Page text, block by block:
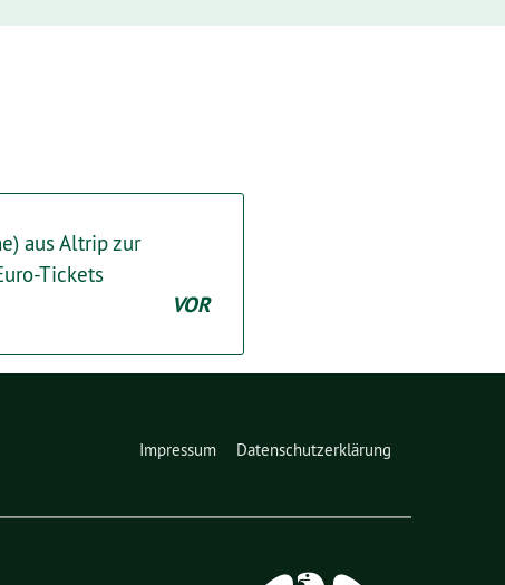
aus Altrip zur
Tickets
VOR
Impressum Datenschutzerklärung